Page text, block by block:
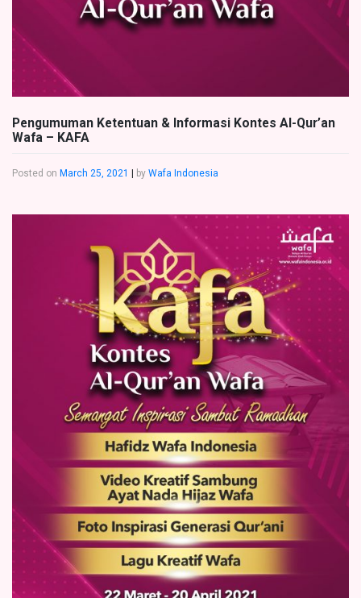
Pengumuman Ketentuan & Informasi Kontes Al-Qur’an
Wafa – KAFA
Posted on March 25, 2021 by Wafa Indonesia